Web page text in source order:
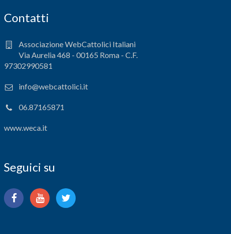
Contatti
Associazione WebCattolici Italiani
Via Aurelia 468 - 00165 Roma - C.F.
97302990581
info@webcattolici.it
06.87165871
www.weca.it
Seguici su